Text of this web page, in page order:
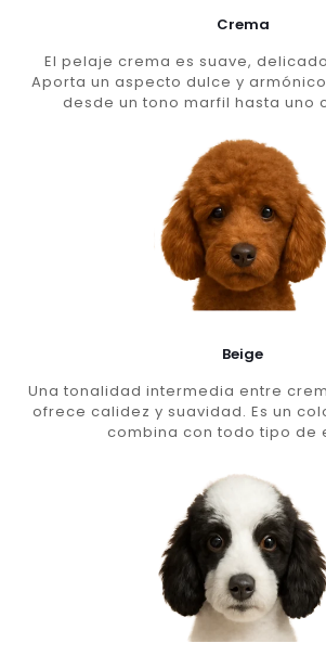
Crema
El pelaje crema es suave,
Aporta un aspecto dulce y
desde un tono marfil hasta uno
Beige
Una tonalidad intermedia entre
ofrece calidez y suavidad. Es un
combina con todo tipo de